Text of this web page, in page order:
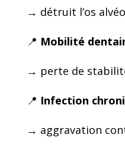
→ détruit l’os
📍 Mobilité
→ perte de
📍 Infection
→ aggravation